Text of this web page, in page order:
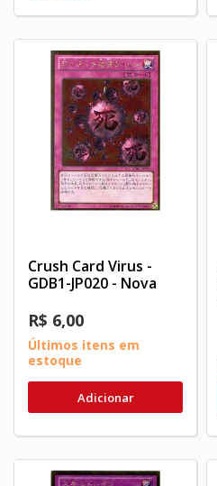
Crush Card Virus -
GDB1-JP020 - Nova
R$ 6,00
Últimos itens em
estoque
Adicionar